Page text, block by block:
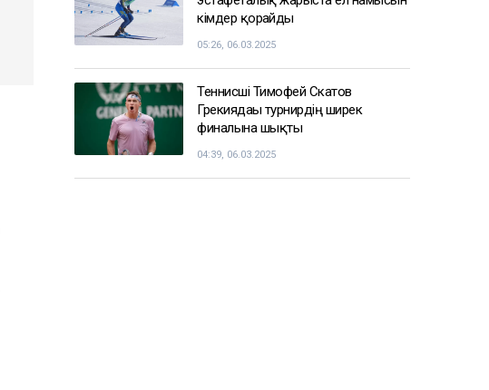
кімдер қорғайды
05:26, 06.03.2025
Теннисші Тимофей Скатов
Грекиядағы турнирдің ширек
финалына шықты
04:39, 06.03.2025